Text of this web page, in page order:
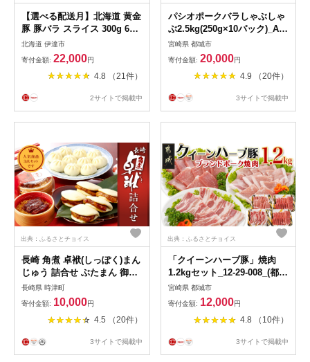
【選べる配送月】北海道 黄金
豚 豚バラ スライス 300g 6パ
ック 計1.8kg 国産 三元豚 ブ
ランド豚 豚肉 バラ肉 冷凍 お
肉 小分け 薄切り 肉料理 鍋料
理 炒め物 大矢 オオヤミート
北海道 伊達市
寄付金額: 22,000円
4.8 （21件）
2サイトで掲載中
パシオポークバラしゃぶしゃ
ぶ2.5kg(250g×10パック)_AC-
5406_(都城市) 都城産 パシオ
ポーク SPF豚 バラ コクと旨
味 コプラフレーク 250g 10P
宮崎県 都城市
寄付金額: 20,000円
4.9 （20件）
3サイトで掲載中
出典：ふるさとチョイス
長崎 角煮 卓袱(しっぽく)まん
じゅう 詰合せ ぶたまん 御膳
【FT4】
長崎県 時津町
寄付金額: 10,000円
4.5 （20件）
3サイトで掲載中
出典：ふるさとチョイス
「クイーンハーブ豚」焼肉
1.2kgセット_12-29-008_(都城
市) ブランドポーク バラ ロー
スまたは肩ロース ウデ・モモ
焼き肉用カット BBQ バーベ
キュー
宮崎県 都城市
寄付金額: 12,000円
4.8 （10件）
3サイトで掲載中